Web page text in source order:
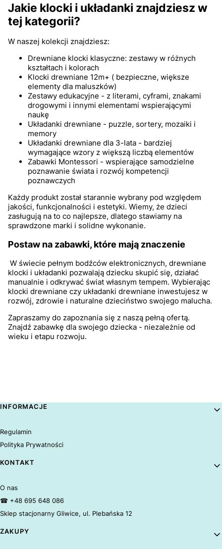
Jakie klocki i układanki znajdziesz w
tej kategorii?
W naszej kolekcji znajdziesz:
Drewniane klocki klasyczne: zestawy w różnych
kształtach i kolorach
Klocki drewniane 12m+ ( bezpieczne, większe
elementy dla maluszków)
Zestawy edukacyjne - z literami, cyframi, znakami
drogowymi i innymi elementami wspierającymi
naukę
Układanki drewniane - puzzle, sortery, mozaiki i
memory
Układanki drewniane dla 3-lata - bardziej
wymagające wzory z większą liczbą elementów
Zabawki Montessori - wspierające samodzielne
poznawanie świata i rozwój kompetencji
poznawczych
Każdy produkt został starannie wybrany pod względem
jakości, funkcjonalności i estetyki. Wiemy, że dzieci
zasługują na to co najlepsze, dlatego stawiamy na
sprawdzone marki i solidne wykonanie.
Postaw na zabawki, które mają znaczenie
W świecie pełnym bodźców elektronicznych, drewniane
klocki i układanki pozwalają dziecku skupić się, działać
manualnie i odkrywać świat własnym tempem. Wybierając
klocki drewniane czy układanki drewniane inwestujesz w
rozwój, zdrowie i naturalne dzieciństwo swojego malucha.
Zapraszamy do zapoznania się z naszą pełną ofertą.
Znajdź zabawkę dla swojego dziecka - niezależnie od
wieku i etapu rozwoju.
Linki w stopce
INFORMACJE
Regulamin
Polityka Prywatności
KONTAKT
O nas
☎ +48 695 648 086
Sklep stacjonarny Gliwice, ul. Plebańska 12
ZAKUPY